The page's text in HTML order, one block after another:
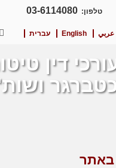
טלפון:03-6114080
عربي English
עברית
דין
באתר